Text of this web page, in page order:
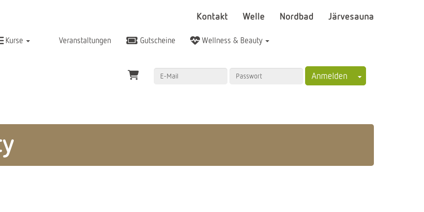
Kontakt Welle Nordbad Järvesauna
Kurse Veranstaltungen Gutscheine Wellness & Beauty
Anmelden Toggle Dropdown